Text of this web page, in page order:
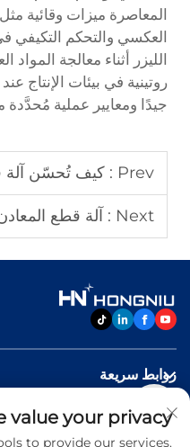
المعاصرة ميزات وقائية
العكسي والتحكم التكيفي
الليزر أثناء معالجة
روتينية في بيئات الإنتاج
جيدًا ومعايير عملية مُحدَّدة
Prev : كيف تُحسّن آلة قص
Next : آلة قطع المعادن
روابط سريعة
منتجات
value your privacy
to provide our services.